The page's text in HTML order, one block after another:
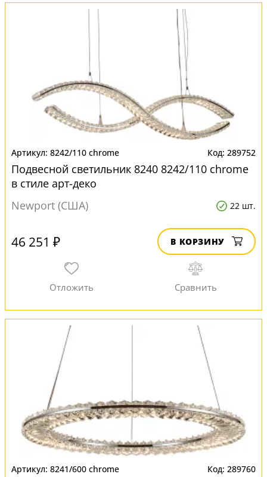
8242/110 chrome 289752
Подвесной светильник 8240 8242/110 chrome
в стиле арт-деко
Newport (США)
22 шт.
46 251 ₽ В КОРЗИНУ
8241/600 chrome 289760